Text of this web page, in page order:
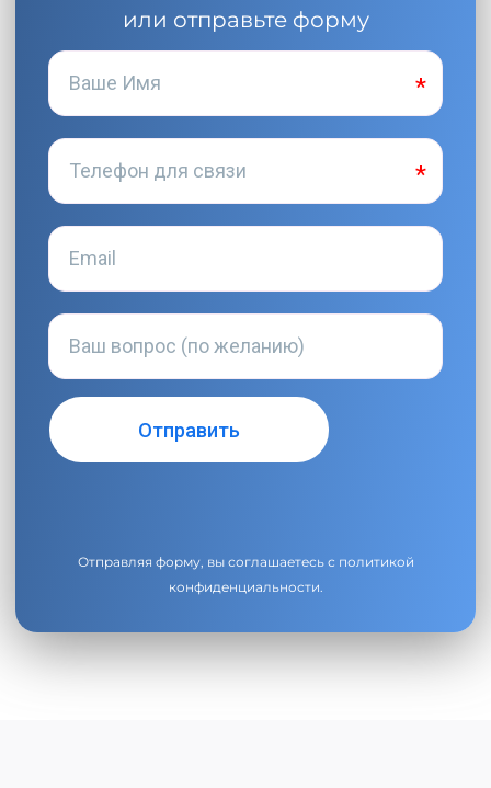
или отправьте форму
Отправляя форму, вы соглашаетесь с политикой
конфиденциальности.